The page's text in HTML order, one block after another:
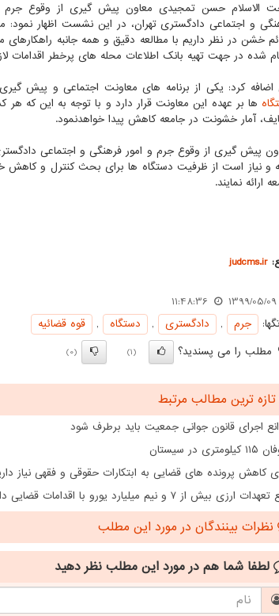
الاسلام حسن تمجیدی معاون پیش گیری از وقوع جرم
و اجتماعی دادگستری تهران، در این نشست اظهار نمود:
خشن در نظر داریم با مطالعه دقیق و همه جانبه
شده در جهت تهیه بانک اطلاعات محله های پرخطر اقدامات
کرد: یکی از برنامه های معاونت اجتماعی و پیش
ها بر عهده این معاونت قرار دارد و با توجه به این که
آمار خشونت در جامعه کاهش پیدا خواهدنمود.
پیش گیری از وقوع جرم و امور فرهنگی و اجتماعی
و نیاز است از ظرفیت دستگاه ها برای بحث کنترل و کاهش
ارائه نمایند.
judcms.ir
1399/05/09
11:48:36
جرم , دادگستری , دستگاه ,
قوه قضائیه
مطلب را می پسندید؟
(1)
(0)
تازه ترین مطالب مرتبط
اجرای قانون جوانی جمعیت باید برطرف شود
در سیستان
کاهش پرونده های قضایی به ابتکارات حقوقی و فقهی نیاز
ارزی بیش از ۷ و نیم میلیارد یورو با اقدامات قضایی دادستانی تهران
نظرات بینندگان در مورد این مطلب
لطفا شما هم در مورد این مطلب نظر دهید